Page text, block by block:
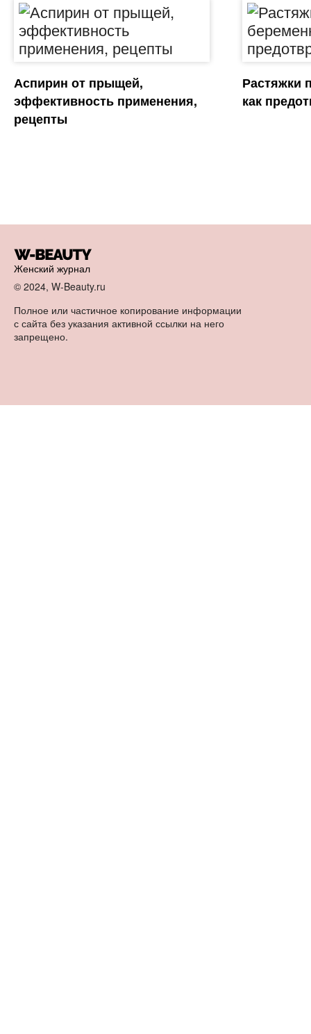
Аспирин от прыщей,
эффективность применения,
рецепты
Растяжки
как
Женский журнал
© 2024, W-Beauty.ru
Полное или частичное копирование информации
с сайта без указания активной ссылки на него
запрещено.